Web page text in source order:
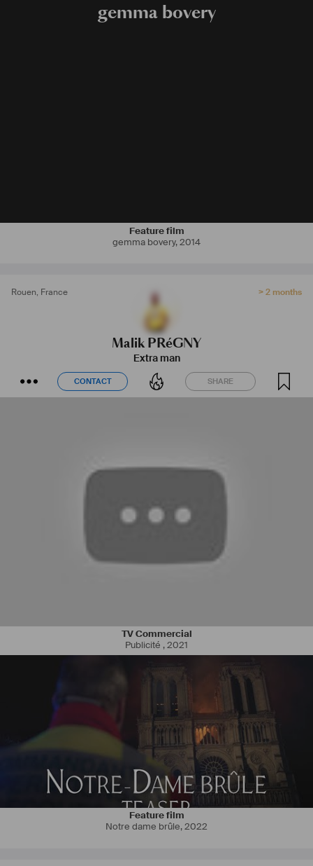
gemma bovery
Feature film
gemma bovery,2014
Rouen, France > 2 months
Malik PRéGNY
Extra man
CONTACT SHARE
CONTACT SHARE
TV Commercial
Publicité ,2021
Feature film
Notre dame brûle,2022